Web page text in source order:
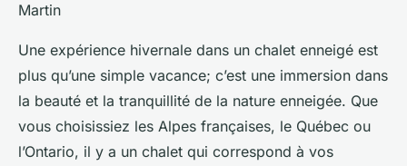
Martin
Une expérience hivernale dans un chalet enneigé est
plus qu’une simple vacance; c’est une immersion dans
la beauté et la tranquillité de la nature enneigée. Que
vous choisissiez les Alpes françaises, le Québec ou
l’Ontario, il y a un chalet qui correspond à vos